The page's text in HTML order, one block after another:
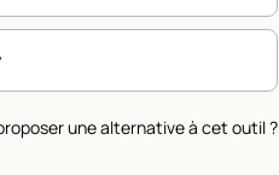
une alternative à cet outil ?